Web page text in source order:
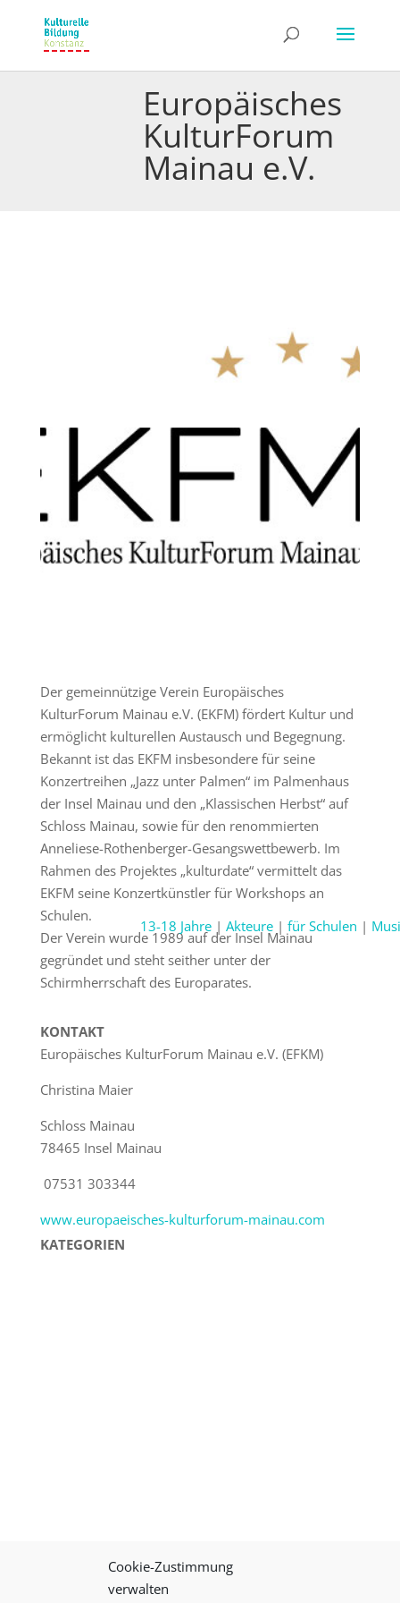
Cookie-Zustimmung
verwalten
Europäisches
KulturForum
Mainau e.V.
Der gemeinnützige Verein Europäisches
KulturForum Mainau e.V. (EKFM) fördert Kultur und
ermöglicht kulturellen Austausch und Begegnung.
Bekannt ist das EKFM insbesondere für seine
Konzertreihen „Jazz unter Palmen“ im Palmenhaus
der Insel Mainau und den „Klassischen Herbst“ auf
Schloss Mainau, sowie für den renommierten
Anneliese-Rothenberger-Gesangswettbewerb. Im
Rahmen des Projektes „kulturdate“ vermittelt das
EKFM seine Konzertkünstler für Workshops an
Schulen.
Der Verein wurde 1989 auf der Insel Mainau
gegründet und steht seither unter der
Schirmherrschaft des Europarates.
KONTAKT
Europäisches KulturForum Mainau e.V. (EFKM)
Christina Maier
Schloss Mainau
78465 Insel Mainau
07531 303344
www.europaeisches-kulturforum-mainau.com
KATEGORIEN
13-18 Jahre| Akteure| für Schulen |